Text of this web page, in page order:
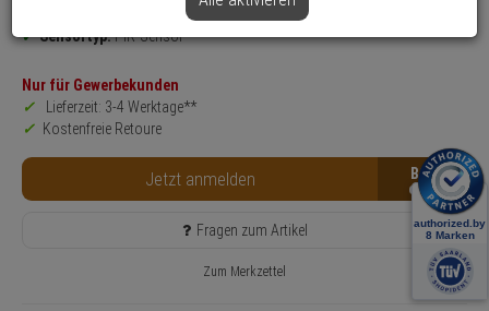
Wärmeerkennung
Sensortyp:PIR-Sensor
Nur für Gewerbekunden
Lieferzeit: 3-4 Werktage**
Kostenfreie Retoure
Jetzt anmelden B2B
Fragen zum Artikel
Zum Merkzettel